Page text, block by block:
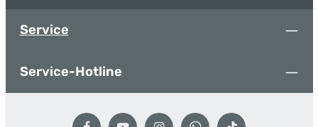
Service
Service-Hotline